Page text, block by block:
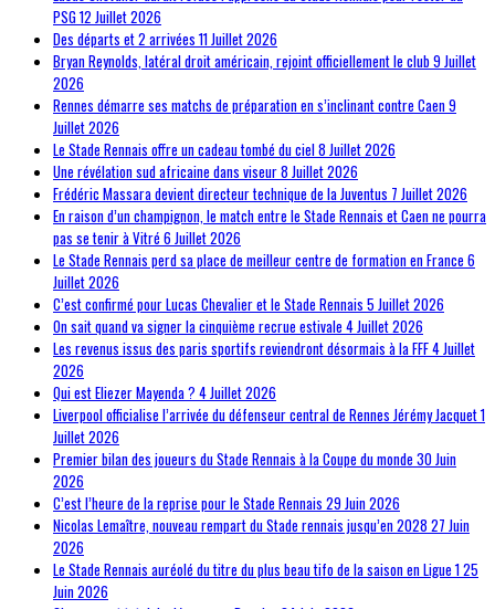
PSG12 Juillet 2026
Des départs et 2 arrivées 11 Juillet 2026
Bryan Reynolds, latéral droit américain, rejoint officiellement le club9 Juillet
2026
Rennes démarre ses matchs de préparation en s’inclinant contre Caen9
Juillet 2026
Le Stade Rennais offre un cadeau tombé du ciel8 Juillet 2026
Une révélation sud africaine dans viseur8 Juillet 2026
Frédéric Massara devient directeur technique de la Juventus 7 Juillet 2026
En raison d’un champignon, le match entre le Stade Rennais et Caen ne pourra
pas se tenir à Vitré 6 Juillet 2026
Le Stade Rennais perd sa place de meilleur centre de formation en France 6
Juillet 2026
C’est confirmé pour Lucas Chevalier et le Stade Rennais 5 Juillet 2026
On sait quand va signer la cinquième recrue estivale 4 Juillet 2026
Les revenus issus des paris sportifs reviendront désormais à la FFF4 Juillet
2026
Qui est Eliezer Mayenda ? 4 Juillet 2026
Liverpool officialise l’arrivée du défenseur central de Rennes Jérémy Jacquet1
Juillet 2026
Premier bilan des joueurs du Stade Rennais à la Coupe du monde 30 Juin
2026
C’est l’heure de la reprise pour le Stade Rennais 29 Juin 2026
Nicolas Lemaître, nouveau rempart du Stade rennais jusqu’en 2028 27 Juin
2026
Le Stade Rennais auréolé du titre du plus beau tifo de la saison en Ligue 125
Juin 2026